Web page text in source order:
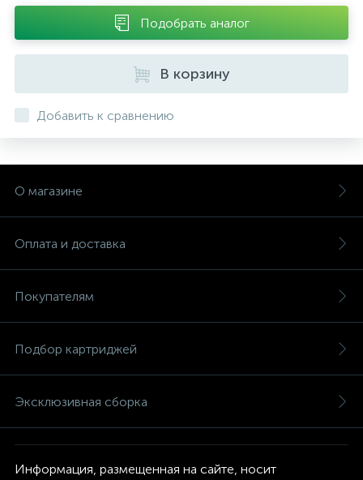
Подобрать аналог
В корзину
Добавить к сравнению
О магазине
Оплата и доставка
Покупателям
Подбор картриджей
Эксклюзивная сборка
Информация, размещенная на сайте, носит